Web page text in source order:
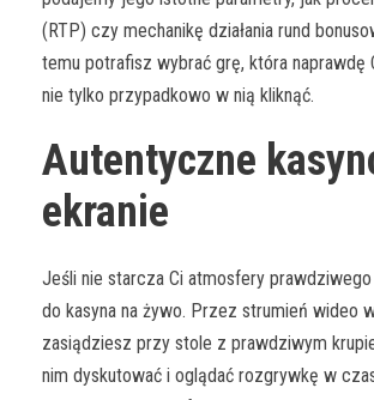
(RTP) czy mechanikę działania rund
temu potrafisz wybrać grę, która naprawdę
nie tylko przypadkowo w nią kliknąć.
Autentyczne
ekranie
Jeśli nie starcza Ci atmosfery prawdziwego
do kasyna na żywo. Przez strumień wideo
zasiądziesz przy stole z prawdziwym
nim dyskutować i oglądać rozgrywkę w